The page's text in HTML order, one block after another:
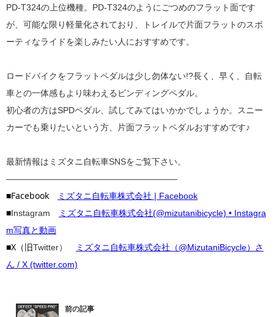
PD-T324の上位機種。PD-T324のようにごつめのフラット面です
が、可能な限り軽量化されており、トレイルで片面フラットのスポ
ーティなライドを楽しみたい人におすすめです。
ロードバイクをフラットペダルは少し勿体ない!?長く、早く、自転
車との一体感もより味わえるビンディングペダル。
初心者の方はSPDペダル、試してみてはいかかでしょうか。スニー
カーでも乗りたいという方、片面フラットペダルおすすめです♪
最新情報はミズタニ自転車SNSをご覧下さい。
————————————————————
■Facebook ミズタニ自転車株式会社 | Facebook
■Instagram
ミズタニ自転車株式会社(@mizutanibicycle) • Instagra
m写真と動画
■X（旧Twitter）
ミズタニ自転車株式会社（@MizutaniBicycle）さ
ん / X (twitter.com)
前の記事